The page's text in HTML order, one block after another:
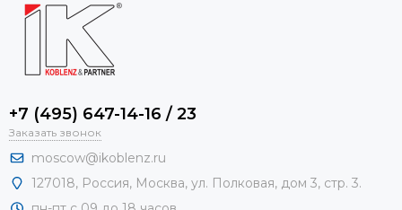
+7 (495) 647-14-16 / 23
Заказать звонок
moscow@ikoblenz.ru
127018, Россия, Москва, ул. Полковая, дом 3, стр. 3.